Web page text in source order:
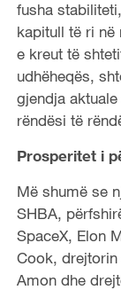
fusha
kapitull të ri në
e kreut të
udhëheqës,
gjendja
rëndësi të
Prosperitet i
Më shumë se
SHBA,
SpaceX, Elon
Cook,
Amon dhe